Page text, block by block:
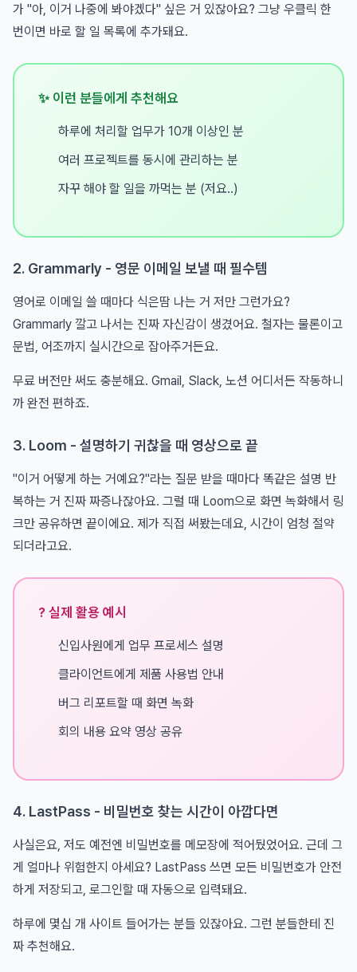
가 "아, 이거 나중에 봐야겠다" 싶은 거 있잖아요? 그냥 우클릭 한
번이면 바로 할 일 목록에 추가돼요.
✨ 이런 분들에게 추천해요
하루에 처리할 업무가 10개 이상인 분
여러 프로젝트를 동시에 관리하는 분
자꾸 해야 할 일을 까먹는 분 (저요..)
2. Grammarly - 영문 이메일 보낼 때 필수템
영어로 이메일 쓸 때마다 식은땀 나는 거 저만 그런가요?
Grammarly 깔고 나서는 진짜 자신감이 생겼어요. 철자는 물론이고
문법, 어조까지 실시간으로 잡아주거든요.
무료 버전만 써도 충분해요. Gmail, Slack, 노션 어디서든 작동하니
까 완전 편하죠.
3. Loom - 설명하기 귀찮을 때 영상으로 끝
"이거 어떻게 하는 거예요?"라는 질문 받을 때마다 똑같은 설명 반
복하는 거 진짜 짜증나잖아요. 그럴 때 Loom으로 화면 녹화해서 링
크만 공유하면 끝이에요. 제가 직접 써봤는데요, 시간이 엄청 절약
되더라고요.
? 실제 활용 예시
신입사원에게 업무 프로세스 설명
클라이언트에게 제품 사용법 안내
버그 리포트할 때 화면 녹화
회의 내용 요약 영상 공유
4. LastPass - 비밀번호 찾는 시간이 아깝다면
사실은요, 저도 예전엔 비밀번호를 메모장에 적어뒀었어요. 근데 그
게 얼마나 위험한지 아세요? LastPass 쓰면 모든 비밀번호가 안전
하게 저장되고, 로그인할 때 자동으로 입력돼요.
하루에 몇십 개 사이트 들어가는 분들 있잖아요. 그런 분들한테 진
짜 추천해요.